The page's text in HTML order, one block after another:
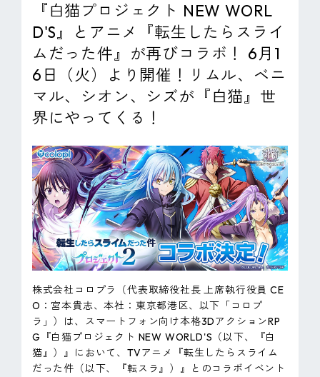
IR情報
採用情報
サステナビリティ
ピンマーク
EN
『白猫プロジェクト NEW WORL
D'S』とアニメ『転生したらスライ
ムだった件』が再びコラボ！ 6月1
6日（火）より開催！リムル、ベニ
マル、シオン、シズが『白猫』世
界にやってくる！
株式会社コロプラ（代表取締役社長 上席執行役員 CE
O：宮本貴志、本社：東京都港区、以下「コロプ
ラ」）は、スマートフォン向け本格3DアクションRP
G『白猫プロジェクト NEW WORLD'S（以下、『白
猫』）』において、TVアニメ『転生したらスライム
だった件（以下、『転スラ』）』とのコラボイベント